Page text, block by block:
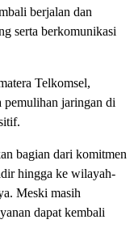
berjalan dan
serta berkomunikasi
Telkomsel,
jaringan di
bagian dari komitmen
hingga ke wilayah-
Meski masih
dapat kembali